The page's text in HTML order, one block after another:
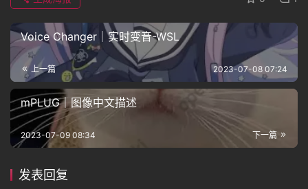
Voice Changer｜实时变音-WSL
上一篇 2023-07-08 07:24
mPLUG｜图像中文描述
下一篇
2023-07-09 08:34
发表回复